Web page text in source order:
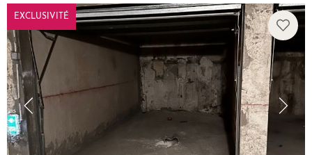
EXCLUSIVITÉ